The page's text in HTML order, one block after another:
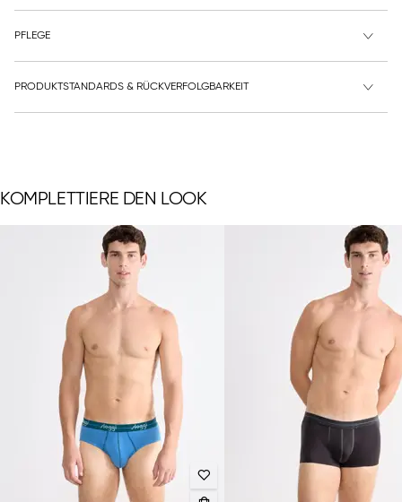
PFLEGE
PRODUKTSTANDARDS & RÜCKVERFOLGBARKEIT
KOMPLETTIERE DEN LOOK